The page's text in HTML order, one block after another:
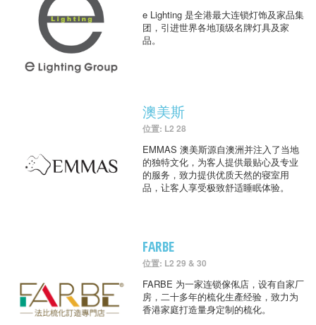
e Lighting 是全港最大连锁灯饰及家品集
团，引进世界各地顶级名牌灯具及家
品。
澳美斯
位置: L2 28
EMMAS 澳美斯源自澳洲并注入了当地
的独特文化，为客人提供最贴心及专业
的服务，致力提供优质天然的寝室用
品，让客人享受极致舒适睡眠体验。
FARBE
位置: L2 29 & 30
FARBE 为一家连锁傢俬店，设有自家厂
房，二十多年的梳化生產经验，致力为
香港家庭打造量身定制的梳化。